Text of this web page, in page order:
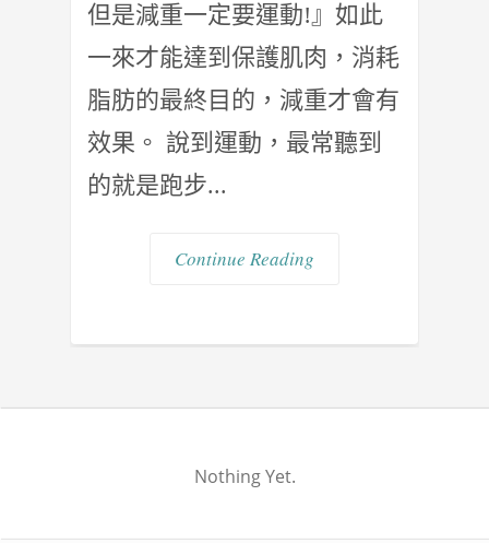
但是減重一定要運動!』如此
一來才能達到保護肌肉，消耗
脂肪的最終目的，減重才會有
效果。 說到運動，最常聽到
的就是跑步...
Continue Reading
Nothing Yet.